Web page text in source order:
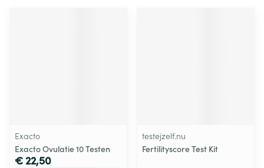
Exacto
Exacto Ovulatie 10 Testen
€ 22,50
testejzelf.nu
Fertilityscore Test Kit